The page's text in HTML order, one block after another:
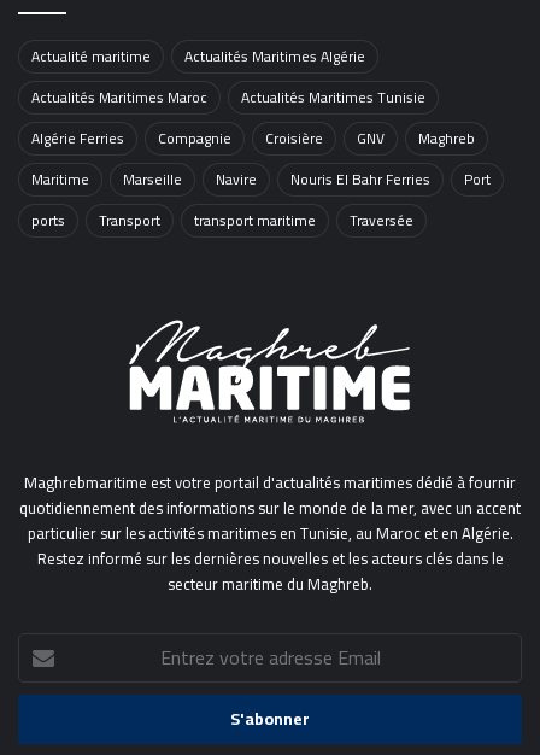
Actualité maritime
Actualités Maritimes Algérie
Actualités Maritimes Maroc
Actualités Maritimes Tunisie
Algérie Ferries
Compagnie Croisière GNV
Maghreb
Maritime
Marseille Navire Nouris El Bahr Ferries
Port
ports
Transport transport maritime Traversée
Maghrebmaritime est votre portail d'actualités maritimes dédié à fournir
quotidiennement des informations sur le monde de la mer, avec un accent
particulier sur les activités maritimes en Tunisie, au Maroc et en Algérie.
Restez informé sur les dernières nouvelles et les acteurs clés dans le
secteur maritime du Maghreb.
Entrez
votre
adresse